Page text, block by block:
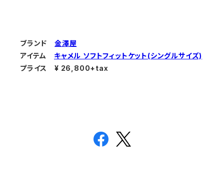
ブランド 金澤屋
アイテム キャメル ソフトフィットケット(シングルサイズ)
プライス ¥ 26,800+tax